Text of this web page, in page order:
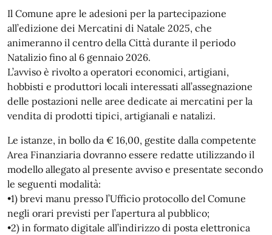
Il Comune apre le adesioni per la partecipazione
all’edizione dei Mercatini di Natale 2025, che
animeranno il centro della Città durante il periodo
Natalizio fino al 6 gennaio 2026.
L’avviso è rivolto a operatori economici, artigiani,
hobbisti e produttori locali interessati all’assegnazione
delle postazioni nelle aree dedicate ai mercatini per la
vendita di prodotti tipici, artigianali e natalizi.
Le istanze, in bollo da € 16,00, gestite dalla competente
Area Finanziaria dovranno essere redatte utilizzando il
modello allegato al presente avviso e presentate secondo
le seguenti modalità:
•1) brevi manu presso l’Ufficio protocollo del Comune
negli orari previsti per l’apertura al pubblico;
•2) in formato digitale all’indirizzo di posta elettronica